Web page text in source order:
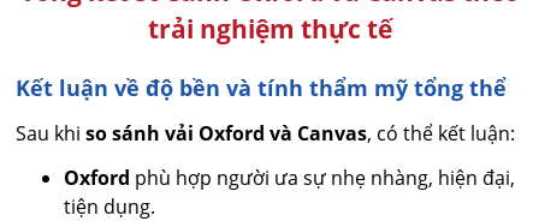
trải nghiệm thực tế
Kết luận về độ bền và tính thẩm mỹ tổng thể
Sau khiso sánh vải Oxford và Canvas, có thể kết luận:
Oxford phù hợp người ưa sự nhẹ nhàng, hiện đại,
tiện dụng.